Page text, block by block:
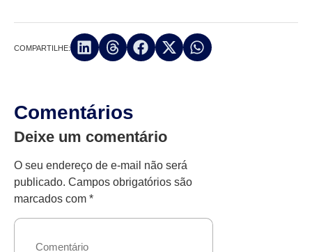
COMPARTILHE:
Comentários
Deixe um comentário
O seu endereço de e-mail não será
publicado. Campos obrigatórios são
marcados com *